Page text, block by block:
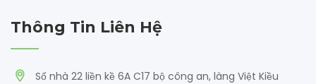
Thông Tin Liên Hệ
Số nhà 22 liền kề 6A C17 bộ công an, làng Việt Kiều